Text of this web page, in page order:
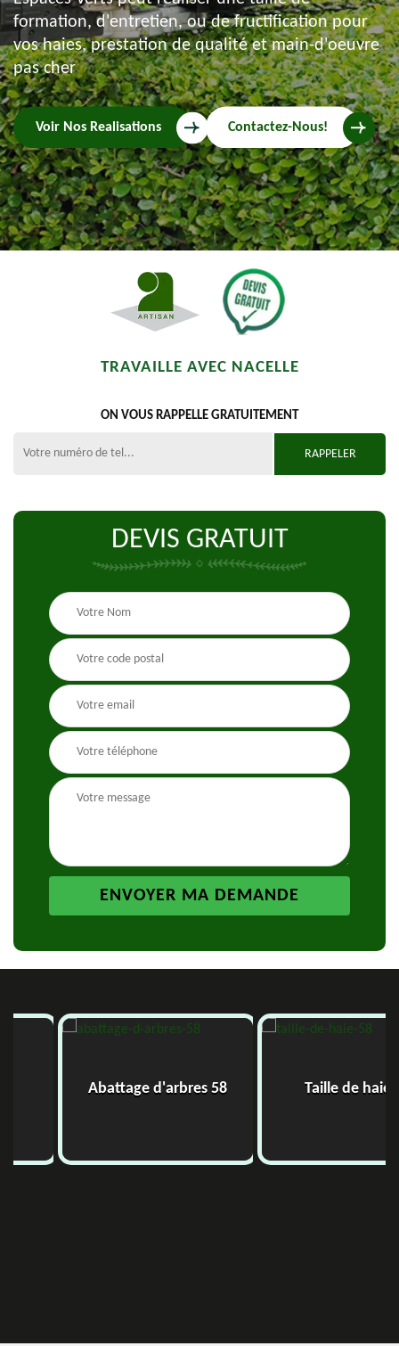
formation, d'entretien, ou de fructification pour
vos haies, prestation de qualité et main-d'oeuvre
pas cher
Voir Nos Realisations Contactez-Nous!
TRAVAILLE AVEC NACELLE
ON VOUS RAPPELLE GRATUITEMENT
DEVIS GRATUIT
Abattage d'arbres 58 Taille de haie